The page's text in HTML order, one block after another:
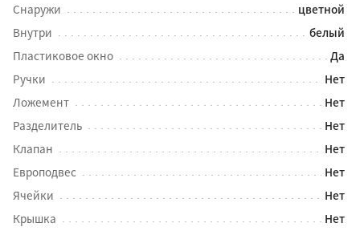
Снаружи
цветной
Внутри
белый
Пластиковое окно
Да
Ручки
Нет
Ложемент
Нет
Разделитель
Нет
Клапан
Нет
Европодвес
Нет
Ячейки
Нет
Крышка
Нет